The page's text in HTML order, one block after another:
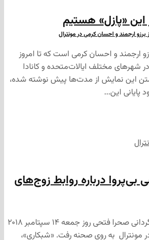
هستیم
کرمی در مونترال
کرمی است که تا امروز
مختلف ایالات‌متحده و کانادا
از مدت‌ها پیش نوشته شده،
روابط زوج‌های
نمایش «شبکاری» به کارگردانی صحرا فتحی روز جمعه ۱۴ سپتامبر ۲۰۱۸
روی صحنه رفت. «شبکاری»،